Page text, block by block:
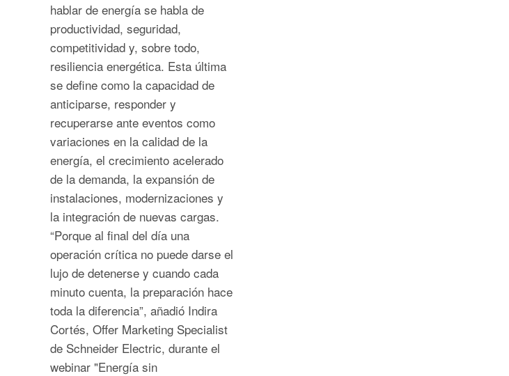
hablar de energía se habla de
productividad, seguridad,
competitividad y, sobre todo,
resiliencia energética. Esta última
se define como la capacidad de
anticiparse, responder y
recuperarse ante eventos como
variaciones en la calidad de la
energía, el crecimiento acelerado
de la demanda, la expansión de
instalaciones, modernizaciones y
la integración de nuevas cargas.
“Porque al final del día una
operación crítica no puede darse el
lujo de detenerse y cuando cada
minuto cuenta, la preparación hace
toda la diferencia”, añadió Indira
Cortés, Offer Marketing Specialist
de Schneider Electric, durante el
webinar "Energía sin